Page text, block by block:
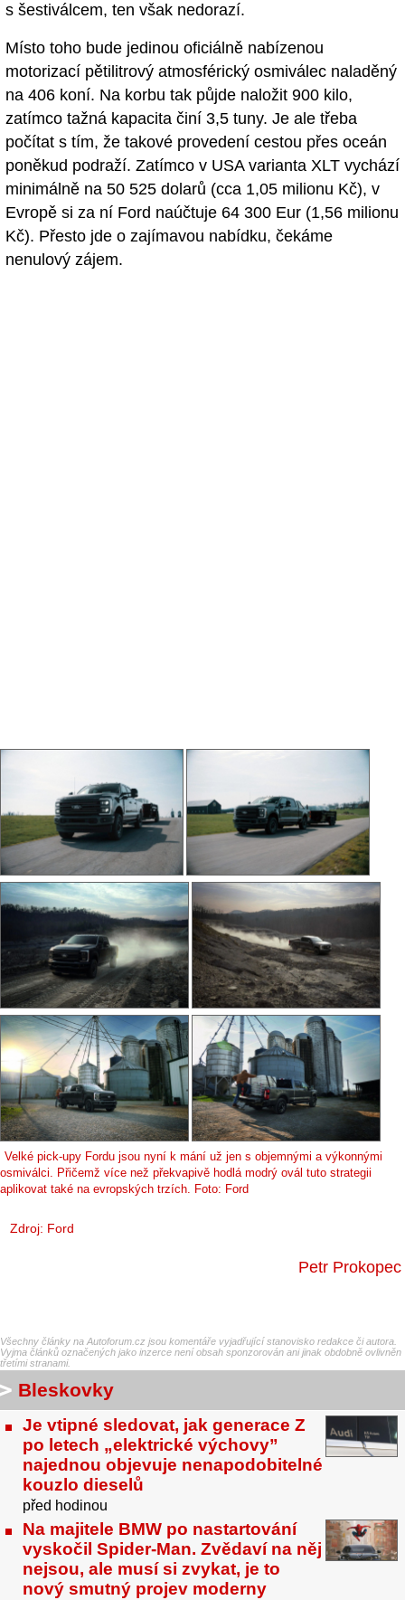
s šestiválcem, ten však nedorazí.
Místo toho bude jedinou oficiálně nabízenou
motorizací pětilitrový atmosférický osmiválec naladěný
na 406 koní. Na korbu tak půjde naložit 900 kilo,
zatímco tažná kapacita činí 3,5 tuny. Je ale třeba
počítat s tím, že takové provedení cestou přes oceán
poněkud podraží. Zatímco v USA varianta XLT vychází
minimálně na 50 525 dolarů (cca 1,05 milionu Kč), v
Evropě si za ní Ford naúčtuje 64 300 Eur (1,56 milionu
Kč). Přesto jde o zajímavou nabídku, čekáme
nenulový zájem.
Velké pick-upy Fordu jsou nyní k mání už jen s objemnými a výkonnými
osmiválci. Přičemž více než překvapivě hodlá modrý ovál tuto strategii
aplikovat také na evropských trzích. Foto: Ford
Zdroj: Ford
Petr Prokopec
Všechny články na Autoforum.cz jsou komentáře vyjadřující stanovisko redakce či autora.
Vyjma článků označených jako inzerce není obsah sponzorován ani jinak obdobně ovlivněn
třetími stranami.
Bleskovky
Je vtipné sledovat, jak generace Z
po letech „elektrické výchovy”
najednou objevuje nenapodobitelné
kouzlo dieselů
před hodinou
Na majitele BMW po nastartování
vyskočil Spider-Man. Zvědaví na něj
nejsou, ale musí si zvykat, je to
nový smutný projev moderny